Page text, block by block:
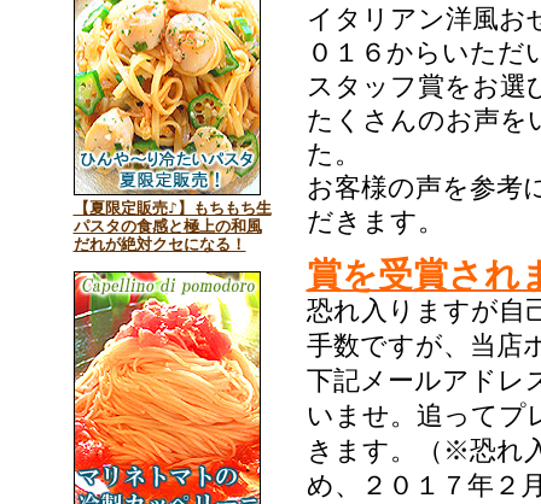
【夏限定販売♪】もちもち生
パスタの食感と極上の和風
だれが絶対クセになる！
イタリアン洋風
０１６からいただ
スタッフ賞をお選
たくさんのお声を
た。
お客様の声を参考
だきます。
賞を受賞され
恐れ入りますが自
手数ですが、当店
下記メールアドレ
いませ。追ってプ
きます。（※恐れ
め、２０１７年２